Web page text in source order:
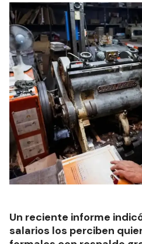
Un reciente informe
salarios los perciben